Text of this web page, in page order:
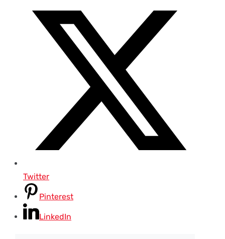
Twitter
Pinterest
LinkedIn